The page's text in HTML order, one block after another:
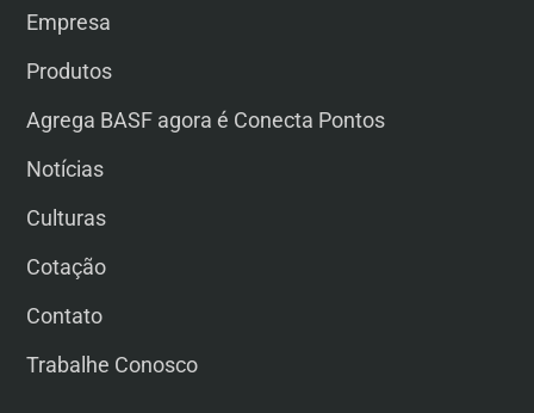
Empresa
Produtos
Agrega BASF agora é Conecta Pontos
Notícias
Culturas
Cotação
Contato
Trabalhe Conosco